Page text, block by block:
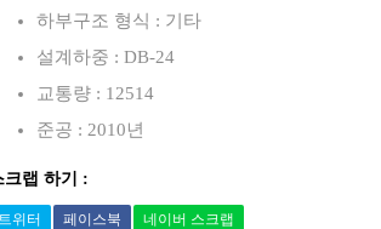
하부구조 형식 : 기타
설계하중 : DB-24
교통량 : 12514
준공 : 2010년
크랩 하기 :
위터 페이스북 네이버 스크랩